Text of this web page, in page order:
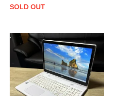
SOLD OUT